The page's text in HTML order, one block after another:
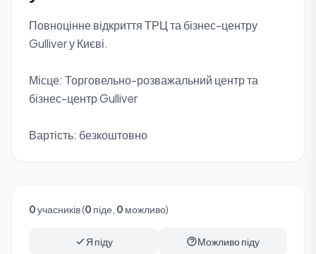
Повноцінне відкриття ТРЦ та бізнес-центру
Gulliver у Києві.
Місце: Торговельно-розважальний центр та
бізнес-центр Gulliver
Вартість: безкоштовно
0учасників (0 піде, 0 можливо)
Я піду Можливо піду